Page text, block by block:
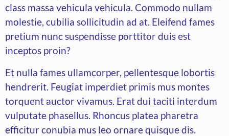
class massa vehicula vehicula. Commodo nullam
molestie, cubilia sollicitudin ad at. Eleifend fames
pretium nunc suspendisse porttitor duis est
inceptos proin?
Et nulla fames ullamcorper, pellentesque lobortis
hendrerit. Feugiat imperdiet primis mus montes
torquent auctor vivamus. Erat dui taciti interdum
vulputate phasellus. Rhoncus platea pharetra
efficitur conubia mus leo ornare quisque dis.